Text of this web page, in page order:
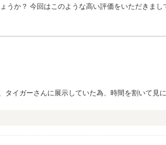
か？ 今回はこのような高い評価をいただきま
イガーさんに展示していた為、時間を割いて見